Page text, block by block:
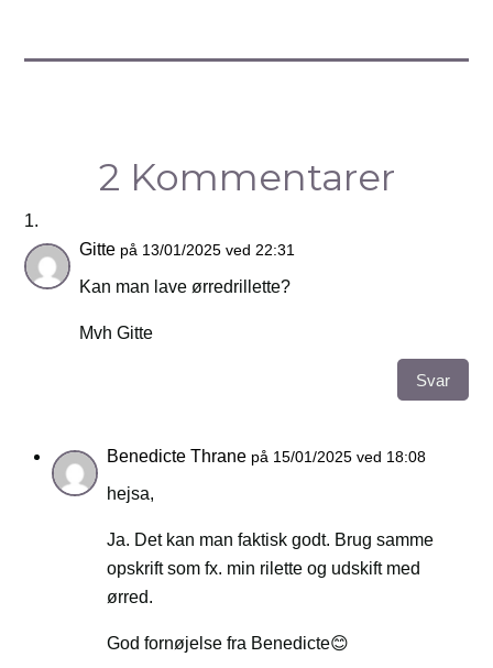
2 Kommentarer
Gitte på 13/01/2025 ved 22:31
Kan man lave ørredrillette?
Mvh Gitte
Svar
Benedicte Thrane på 15/01/2025 ved 18:08
hejsa,
Ja. Det kan man faktisk godt. Brug samme
opskrift som fx. min rilette og udskift med
ørred.
God fornøjelse fra Benedicte😊